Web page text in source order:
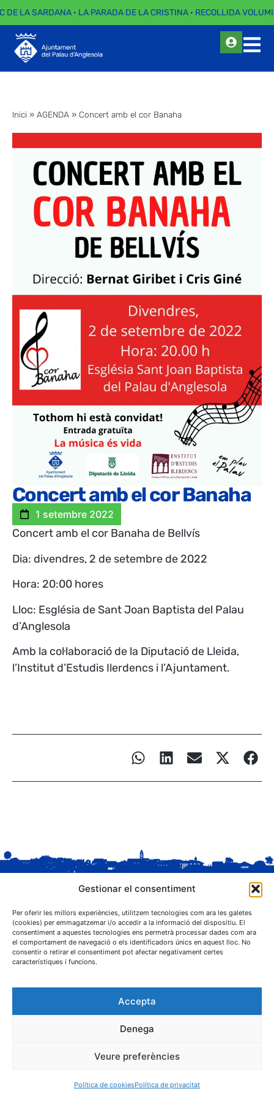
Gestionar el consentiment
Per oferir les millors experiències, utilitzem tecnologies com ara les galetes
(cookies) per emmagatzemar i/o accedir a la informació del dispositiu. El
consentiment a aquestes tecnologies ens permetrà processar dades com ara
el comportament de navegació o els identificadors únics en aquest lloc. No
consentir o retirar el consentiment pot afectar negativament certes
característiques i funcions.
Accepta
Denega
Veure preferències
Política de cookiesPolítica de privacitat
DE LA SARDANA · LA PARADA DE LA CRISTINA · RECOLLIDA
Inici » AGENDA » Concert amb el cor Banaha
Concert amb el cor Banaha
1 setembre 2022
Concert amb el cor Banaha de Bellvís
Dia: divendres, 2 de setembre de 2022
Hora: 20:00 hores
Lloc: Església de Sant Joan Baptista del Palau
d’Anglesola
Amb la col·laboració de la Diputació de Lleida,
l’Institut d’Estudis Ilerdencs i l’Ajuntament.
C. Sant Josep, 1
25243 El Palau d'Anglesola (Pla d'Urgell)
Privacitat Cookies
Protecció de dades